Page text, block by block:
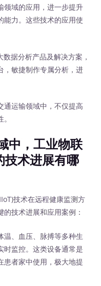
域的应用，进一步提升
能力。这些技术的应用使
据分析产品及解决方案，
，敏捷制作专属分析，进
运输领域中，不仅提高
，工业物联
技术进展有哪
技术在远程健康监测方
技术进展和应用案例：
、血压、脉搏等多种生
时监控。这类设备通常是
患者家中使用，极大地提